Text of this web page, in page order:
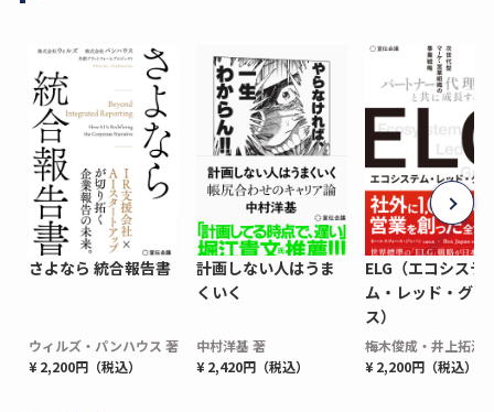
さよなら 統合報告書
ウィルズ・パンハウス 著
¥ 2,200円（税込）
計画しない人はうま
くいく
中村洋基 著
¥ 2,420円（税込）
ELG（エコシステ
ム・レッド・グロ
ス）
梅木俊成・井上拓海
¥ 2,200円（税込）